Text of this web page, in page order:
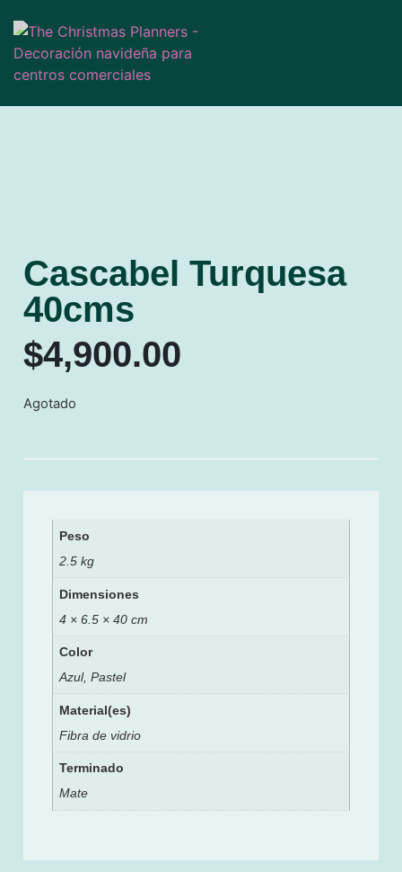
Cascabel Turquesa
40cms
$4,900.00
Agotado
Peso
2.5 kg
Dimensiones
4 × 6.5 × 40 cm
Color
Azul, Pastel
Material(es)
Fibra de vidrio
Terminado
Mate